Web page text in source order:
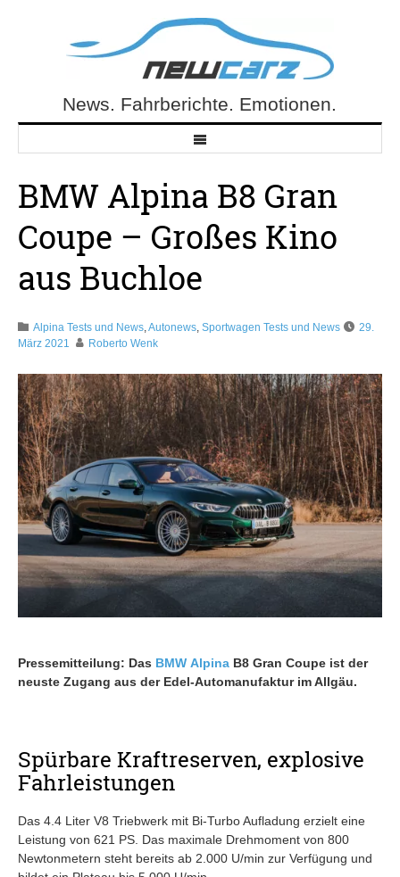
NewCarz.deNews. Fahrberichte. Emotionen.
BMW Alpina B8 Gran
Coupe – Großes Kino
aus Buchloe
Alpina Tests und News,Autonews, Sportwagen Tests und News
29.
März 2021
Roberto Wenk
Pressemitteilung: Das BMW Alpina B8 Gran Coupe ist der
neuste Zugang aus der Edel-Automanufaktur im Allgäu.
Spürbare Kraftreserven, explosive
Fahrleistungen
Das 4.4 Liter V8 Triebwerk mit Bi-Turbo Aufladung erzielt eine
Leistung von 621 PS. Das maximale Drehmoment von 800
Newtonmetern steht bereits ab 2.000 U/min zur Verfügung und